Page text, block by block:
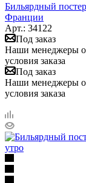
Бильярдный
Франции
Арт.: 34122
Под заказ
Наши менеджеры
условия заказа
Под заказ
Наши менеджеры
условия заказа